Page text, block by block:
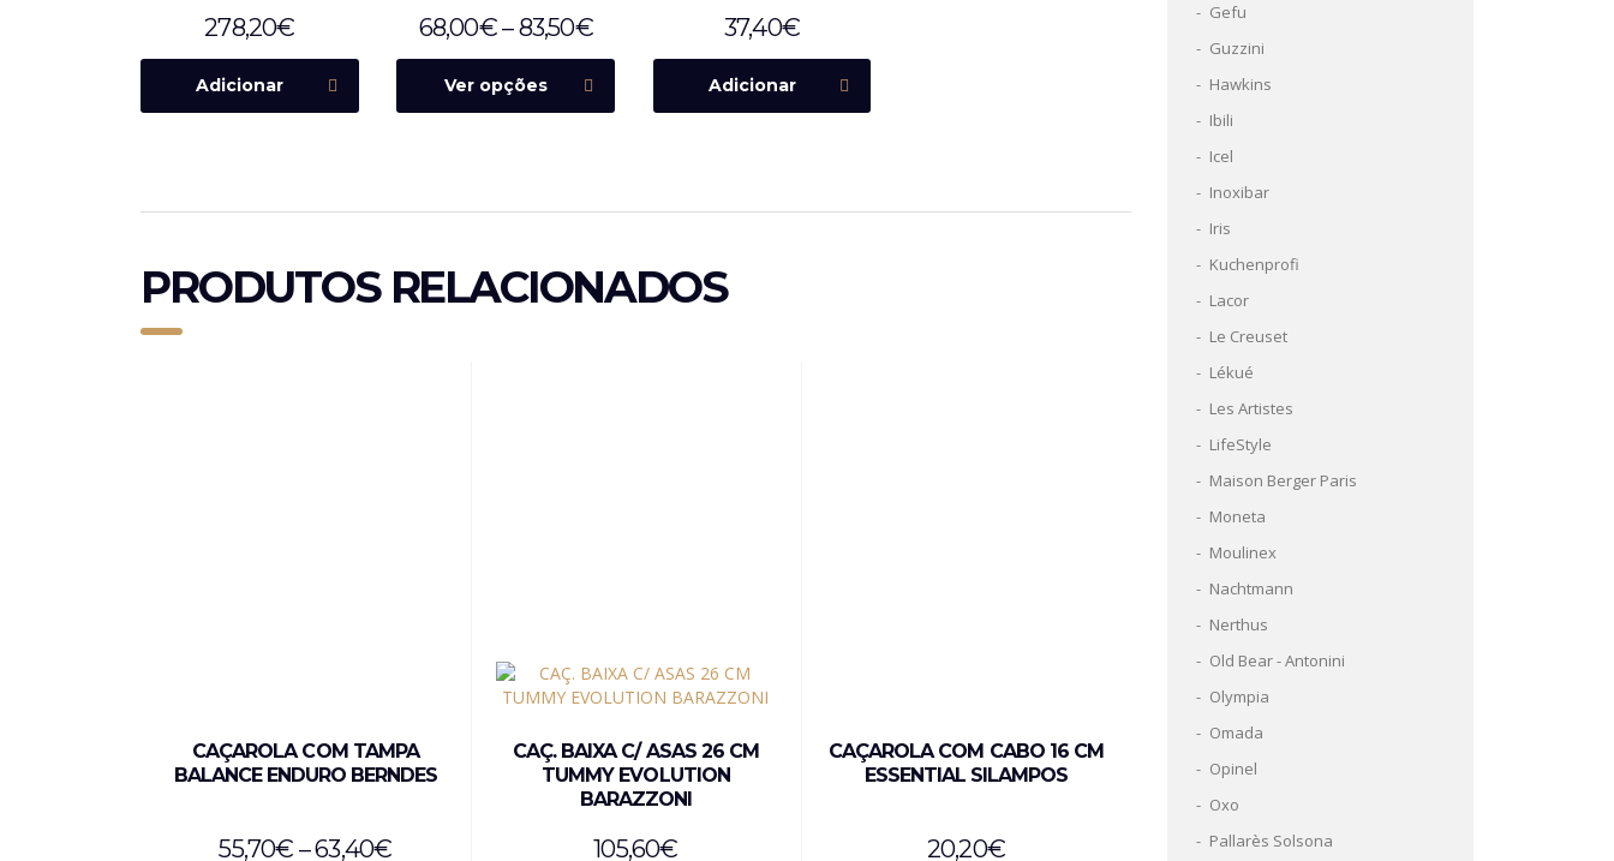
278,20€
Adicionar
68,00€–83,50€
Ver opções
37,40€
Adicionar
PRODUTOS RELACIONADOS
CAÇAROLA COM TAMPA
BALANCE ENDURO BERNDES
55,70€ –63,40€
CAÇ. BAIXA C/ ASAS 26 CM
TUMMY EVOLUTION
BARAZZONI
105,60€
CAÇAROLA COM CABO 16 CM
ESSENTIAL SILAMPOS
20,20€
Gefu
Guzzini
Hawkins
Ibili
Icel
Inoxibar
Iris
Kuchenprofi
Lacor
Le Creuset
Lékué
Les Artistes
LifeStyle
Maison Berger Paris
Moneta
Moulinex
Nachtmann
Nerthus
Old Bear - Antonini
Olympia
Omada
Opinel
Oxo
Pallarès Solsona